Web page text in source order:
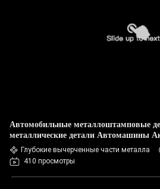
Автомобильные металлоштамповые
металлические детали Автомашины
Глубокие вычерченные части металла
410 просмотры